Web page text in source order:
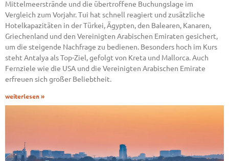
Mittelmeerstrände und die übertroffene Buchungslage im
Vergleich zum Vorjahr. Tui hat schnell reagiert und zusätzliche
Hotelkapazitäten in der Türkei, Ägypten, den Balearen, Kanaren,
Griechenland und den Vereinigten Arabischen Emiraten gesichert,
um die steigende Nachfrage zu bedienen. Besonders hoch im Kurs
steht Antalya als Top-Ziel, gefolgt von Kreta und Mallorca. Auch
Fernziele wie die USA und die Vereinigten Arabischen Emirate
erfreuen sich großer Beliebtheit.
weiterlesen »